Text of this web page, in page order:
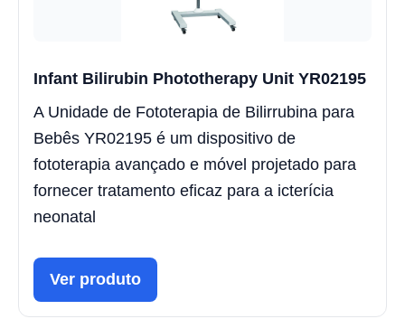
Infant Bilirubin Phototherapy Unit YR02195
A Unidade de Fototerapia de Bilirrubina para
Bebês YR02195 é um dispositivo de
fototerapia avançado e móvel projetado para
fornecer tratamento eficaz para a icterícia
neonatal
Ver produto